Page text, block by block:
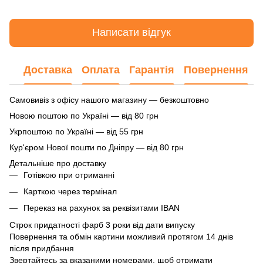
Написати відгук
Доставка Оплата Гарантія Повернення
Самовивіз з офісу нашого магазину — безкоштовно
Новою поштою по Україні — від 80 грн
Укрпоштою по Україні — від 55 грн
Кур'єром Нової пошти по Дніпру — від 80 грн
Детальніше про доставку
Готівкою при отриманні
Карткою через термінал
Переказ на рахунок за реквізитами IBAN
Строк придатності фарб 3 роки від дати випуску
Повернення та обмін картини можливий протягом 14 днів
після придбання
Звертайтесь за вказаними номерами, щоб отримати